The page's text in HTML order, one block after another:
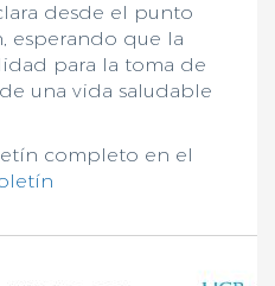
desde el punto
esperando que la
para la toma de
una vida saludable
completo en el